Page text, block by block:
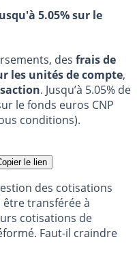
5.05% sur le
des frais de
les unités de compte,
. Jusqu’à 5.05% de
le fonds euros CNP
conditions).
le lien
des cotisations
être transférée à
cotisations de
Faut-il craindre